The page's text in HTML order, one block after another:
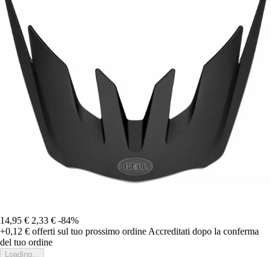
14,95 € 2,33 € -84%
+0,12 € offerti sul tuo prossimo ordine Accreditati dopo la conferma
del tuo ordine
Loading...